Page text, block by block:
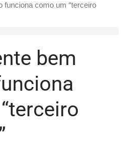
funciona como um “terceiro
bem